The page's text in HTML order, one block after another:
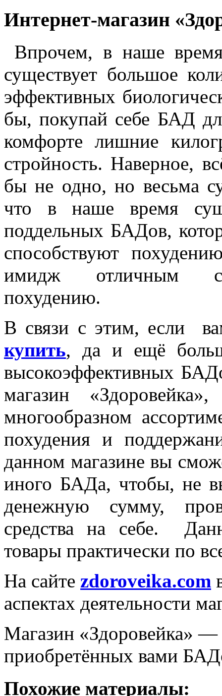
Интернет-магазин
Впрочем, в наше
существует большое
эффективных
бы, покупай себе БАД
комфорте лишние
стройность. Наверное,
бы не одно, но весьма
что в наше время
поддельных БАДов,
способствуют
имидж отличным
похудению.
В связи с этим, если
купить, да и ещё
высокоэффективных
магазин
многообразном
похудения и
данном магазине вы
иного БАДа, чтобы, не
денежную сумму,
средства на себе.
товары практически по
На сайте zdoroveika.com
аспектах деятельности
Магазин «Здоровейка» —
приобретённых вами
Похожие материалы: